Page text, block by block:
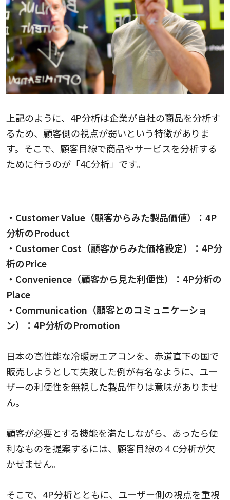
上記のように、4P分析は企業が自社の商品を分析す
るため、顧客側の視点が弱いという特徴がありま
す。そこで、顧客目線で商品やサービスを分析する
ために行うのが「4C分析」です。
・Customer Value（顧客からみた製品価値）：4P
分析のProduct
・Customer Cost（顧客からみた価格設定）：4P分
析のPrice
・Convenience（顧客から見た利便性）：4P分析の
Place
・Communication（顧客とのコミュニケーショ
ン）：4P分析のPromotion
日本の高性能な冷暖房エアコンを、赤道直下の国で
販売しようとして失敗した例が有名なように、ユー
ザーの利便性を無視した製品作りは意味がありませ
ん。
顧客が必要とする機能を満たしながら、あったら便
利なものを提案するには、顧客目線の４C分析が欠
かせません。
そこで、4P分析とともに、ユーザー側の視点を重視